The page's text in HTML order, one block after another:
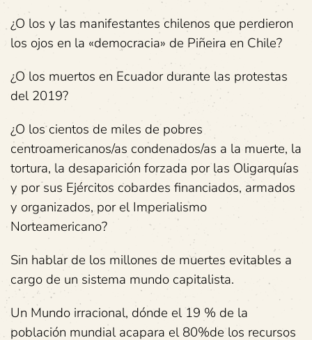
¿O los y las manifestantes chilenos que perdieron
los ojos en la «democracia» de Piñeira en Chile?
¿O los muertos en Ecuador durante las protestas
del 2019?
¿O los cientos de miles de pobres
centroamericanos/as condenados/as a la muerte, la
tortura, la desaparición forzada por las Oligarquías
y por sus Ejércitos cobardes financiados, armados
y organizados, por el Imperialismo
Norteamericano?
Sin hablar de los millones de muertes evitables a
cargo de un sistema mundo capitalista.
Un Mundo irracional, dónde el 19 % de la
población mundial acapara el 80%de los recursos